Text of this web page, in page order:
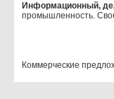
Информационный,
промышленность.
Коммерческие